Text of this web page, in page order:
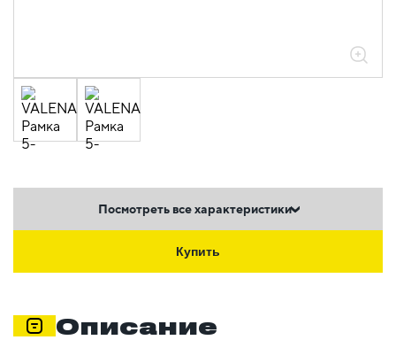
Посмотреть все характеристики
Купить
Описание